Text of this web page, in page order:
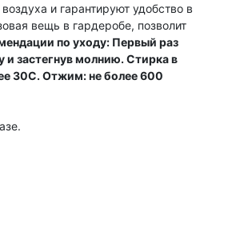
и гарантируют удобство в
вещь в гардеробе, позволит
по уходу: Первый раз
и застегнув молнию. Стирка в
30С. Отжим: не более 600